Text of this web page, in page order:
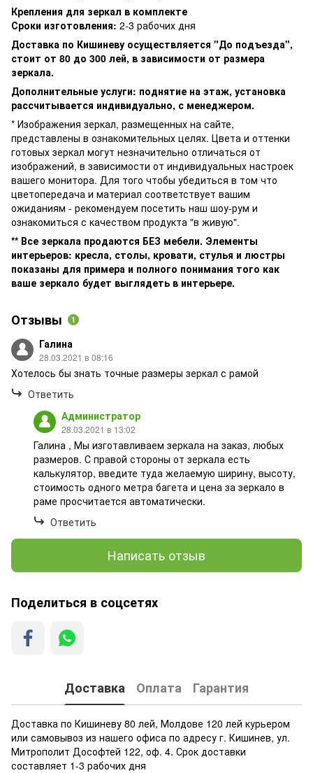
Крепления для зеркал в комплекте
Сроки изготовления: 2-3 рабочих дня
Доставка по Кишиневу осуществляется "До подъезда",
стоит от 80 до 300 лей, в зависимости от размера
зеркала.
Дополнительные услуги: поднятие на этаж, установка
рассчитывается индивидуально, с менеджером.
* Изображения зеркал, размещенных на сайте,
представлены в ознакомительных целях. Цвета и оттенки
готовых зеркал могут незначительно отличаться от
изображений, в зависимости от индивидуальных настроек
вашего монитора. Для того чтобы убедиться в том что
цветопередача и материал соответствует вашим
ожиданиям - рекомендуем посетить наш шоу-рум и
ознакомиться с качеством продукта "в живую".
** Все зеркала продаются БЕЗ мебели. Элементы
интерьеров: кресла, столы, кровати, стулья и люстры
показаны для примера и полного понимания того как
ваше зеркало будет выглядеть в интерьере.
Отзывы 1
Галина
28.03.2021 в 08:16
Хотелось бы знать точные размеры зеркал с рамой
Ответить
Администратор
28.03.2021 в 13:02
Галина , Мы изготавливаем зеркала на заказ, любых
размеров. С правой стороны от зеркала есть
калькулятор, введите туда желаемую ширину, высоту,
стоимость одного метра багета и цена за зеркало в
раме просчитается автоматически.
Ответить
Написать отзыв
Поделиться в соцсетях
Доставка Оплата Гарантия
Доставка по Кишиневу 80 лей, Молдове 120 лей курьером
или самовывоз из нашего офиса по адресу г. Кишинев, ул.
Митрополит Дософтей 122, оф. 4. Срок доставки
составляет 1-3 рабочих дня